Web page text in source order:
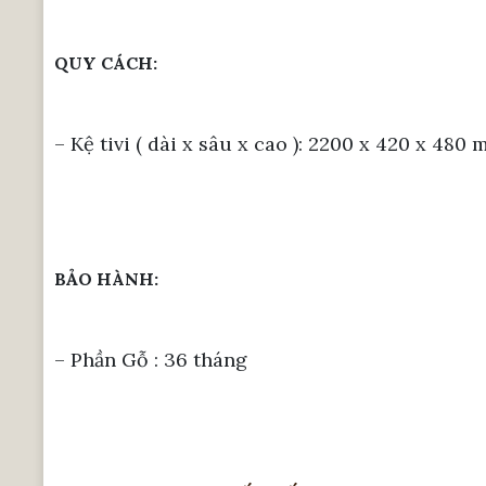
QUY CÁCH:
– Kệ tivi ( dài x sâu x cao ): 2200 x 420 x 480
BẢO HÀNH:
– Phần Gỗ : 36 tháng